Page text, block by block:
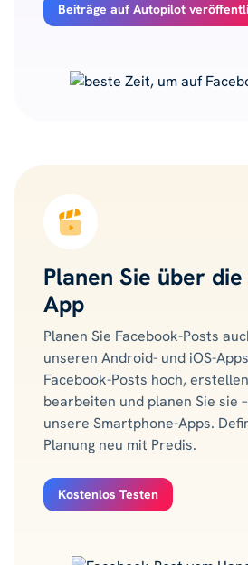
Beiträge auf Autopilot
Planen Sie über
App
Planen Sie Facebook-Posts
unseren Android- und iOS-
Facebook-Posts hoch,
bearbeiten und planen Sie sie
unsere Smartphone-Apps.
Planung neu mit Predis.
Kostenlos Testen